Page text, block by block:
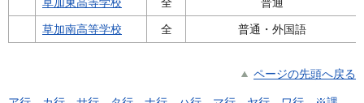
草加南高等学校 全 普通・外国語
ページの先頭へ戻る